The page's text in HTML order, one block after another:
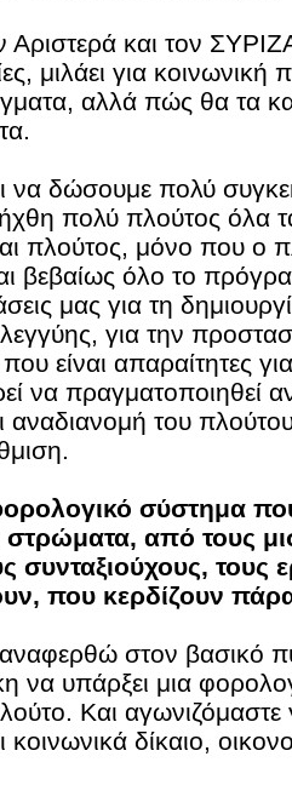
και τον ΣΥΡΙΖΑ
μιλάει για κοινωνική
αλλά πώς θα τα
να δώσουμε πολύ
πολύ πλούτος όλα
πλούτος, μόνο που ο
βεβαίως όλο το
μας για τη
για την
είναι απαραίτητες
να πραγματοποιηθεί
αναδιανομή του
σύστημα
από τους
συνταξιούχους, τους
που κερδίζουν
στον βασικό
να υπάρξει μια
Και
δίκαιο,